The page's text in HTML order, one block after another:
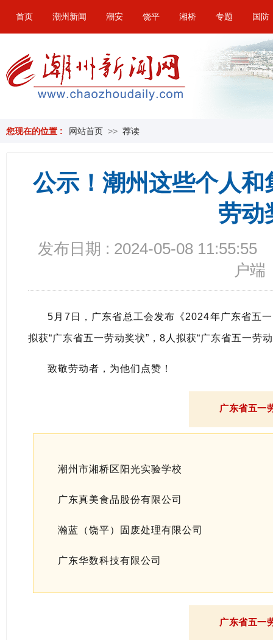
首页 潮州新闻 潮安 饶平 湘桥 专题 国防
您现在的位置 : 网站首页 >> 荐读
公示！潮州这些个人
劳动
发布日期 : 2024-05-08 11:55:55
户端
5月7日，广东省总工会发布《2024年广东省五
拟获“广东省五一劳动奖状”，8人拟获“广东省五一劳
致敬劳动者，为他们点赞！
广东省五一
潮州市湘桥区阳光实验学校
广东真美食品股份有限公司
瀚蓝（饶平）固废处理有限公司
广东华数科技有限公司
广东省五一